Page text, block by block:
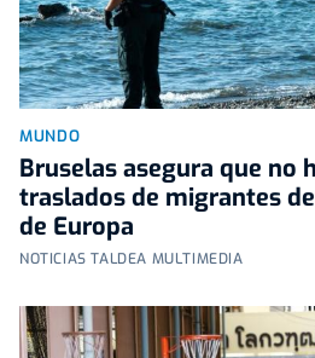
MUNDO
Bruselas asegura que no
traslados de migrantes
de Europa
NOTICIAS TALDEA MULTIMEDIA